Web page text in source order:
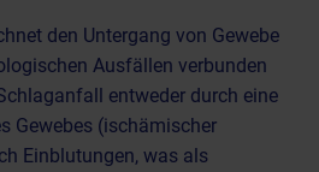
den Untergang von Gewebe
Ausfällen verbunden
entweder durch eine
Gewebes (ischämischer
Einblutungen, was als